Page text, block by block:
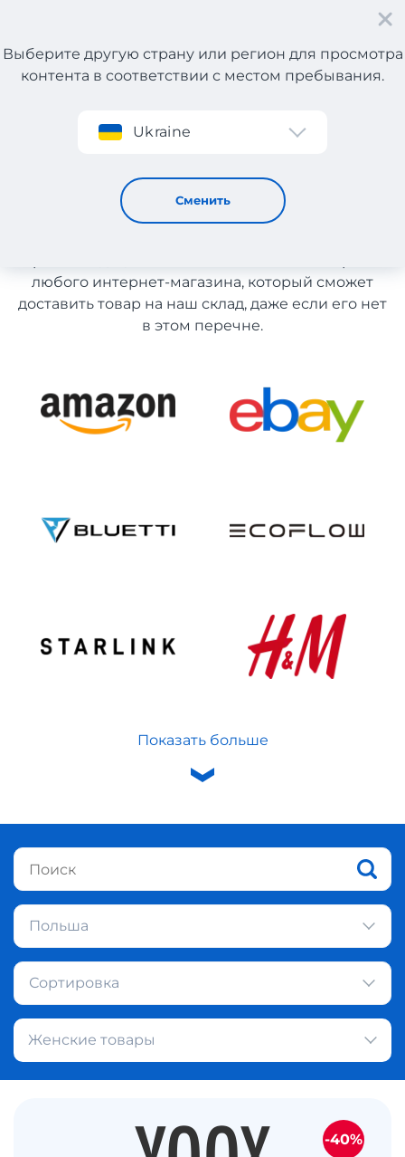
Регистрация
Выберите другую страну или регион для просмотра
контента в соответствии с местом пребывания.
Ukraine
Сменить
Женские товары с Польши
Женские товары с Польши
любого интернет-магазина, который сможет
доставить товар на наш склад, даже если его нет
в этом перечне.
Показать больше
Польша
Сортировка
Женские товары
-40%